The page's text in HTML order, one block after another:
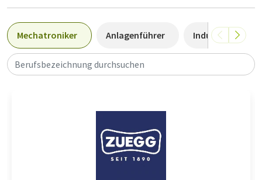
Mechatroniker Anlagenführer
Berufsbezeichnung durchsuchen